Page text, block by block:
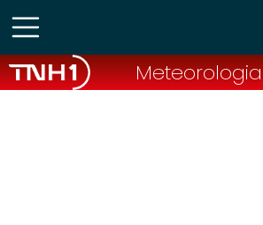
Meteorologia